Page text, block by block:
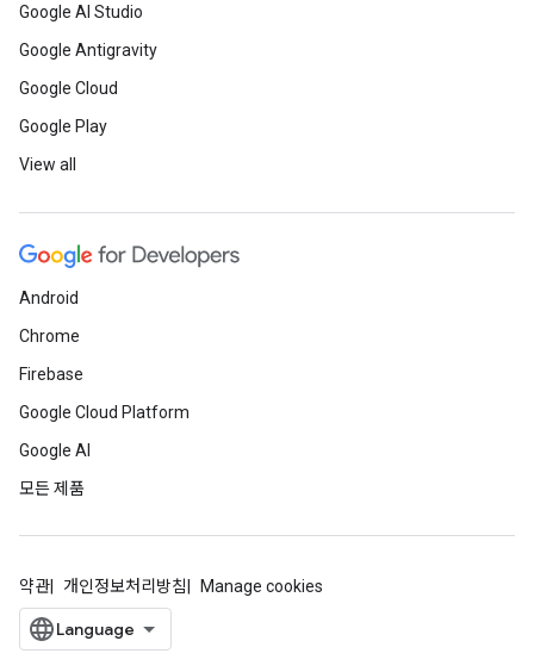
Google AI Studio
Google Antigravity
Google Cloud
Google Play
View all
Android
Chrome
Firebase
Google Cloud Platform
Google AI
모든 제품
약관 개인정보처리방침 Manage cookies